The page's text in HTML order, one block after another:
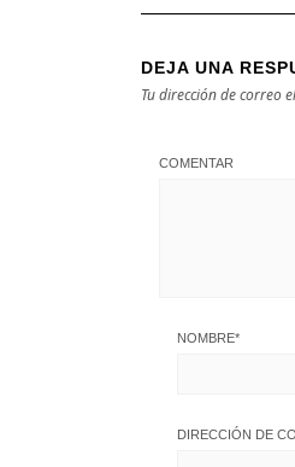
DEJA UNA
Tu dirección de correo
COMENTAR
NOMBRE*
DIRECCIÓN DE